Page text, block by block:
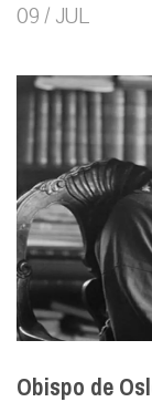
09 / JUL
Obispo de